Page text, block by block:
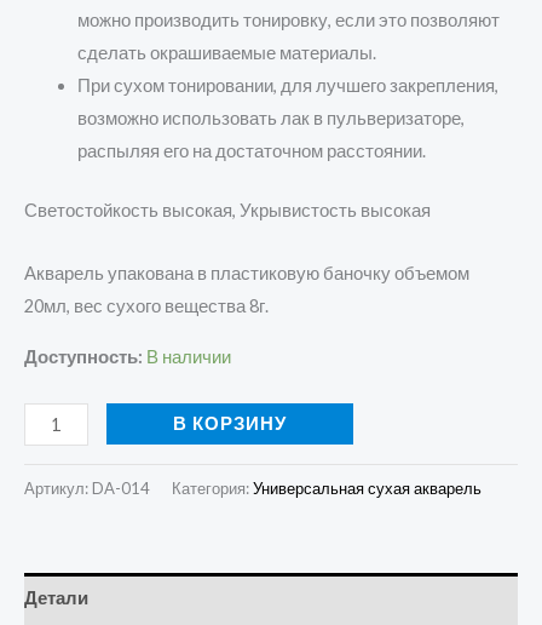
можно производить тонировку, если это позволяют
сделать окрашиваемые материалы.
При сухом тонировании, для лучшего закрепления,
возможно использовать лак в пульверизаторе,
распыляя его на достаточном расстоянии.
Светостойкость высокая, Укрывистость высокая
Акварель упакована в пластиковую баночку объемом
20мл, вес сухого вещества 8г.
Доступность: В наличии
В КОРЗИНУ
Артикул: DA-014 Категория:Универсальная сухая акварель
Детали